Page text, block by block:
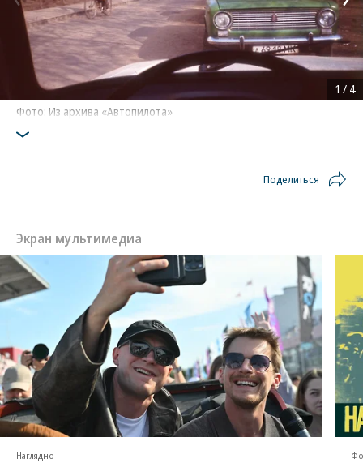
Фото: Из архива «Автопилота»
1 / 4
Поделиться
Экран мультимедиа
Наглядно